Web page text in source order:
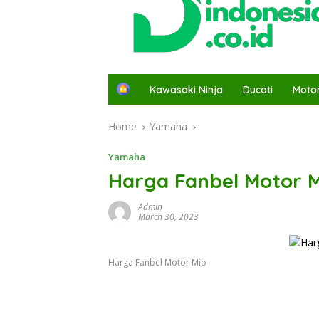
H
e
Kawasaki Ninja Ducati
Home Yamaha
Yamaha
Harga Fanbel Motor
Admin
March 30, 2023
Harga Fanbel Motor Mio